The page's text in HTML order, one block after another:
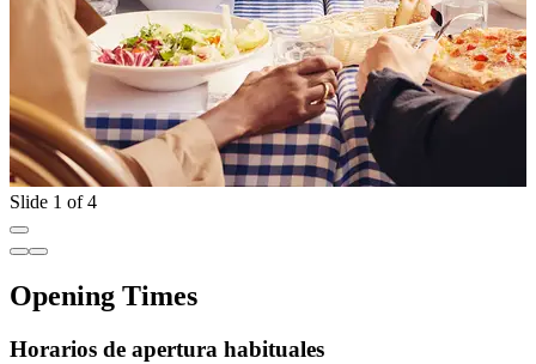
Slide 1 of 4
Opening Times
Horarios de apertura habituales